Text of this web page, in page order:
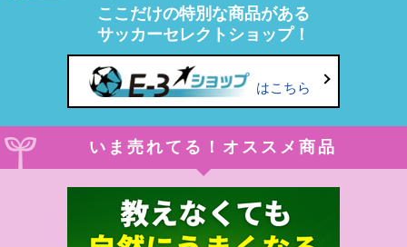
ここだけの特別な商品がある
サッカーセレクトショップ！
はこちら
いま売れてる！オススメ商品